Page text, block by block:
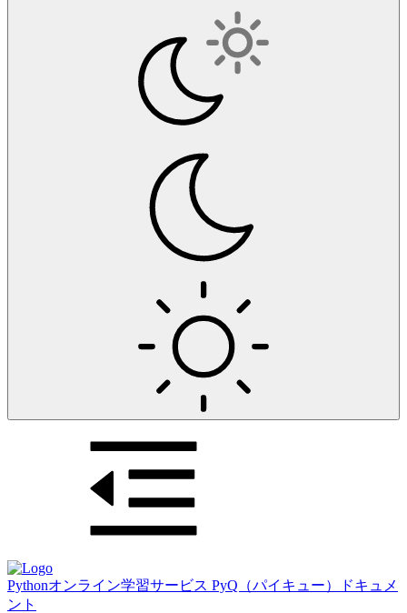
Pythonオンライン学習サービス PyQ（パイキュー）ドキュメ
ント